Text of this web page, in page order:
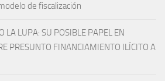
de fiscalización
LA LUPA: SU POSIBLE PAPEL EN
PRESUNTO FINANCIAMIENTO ILÍCITO A